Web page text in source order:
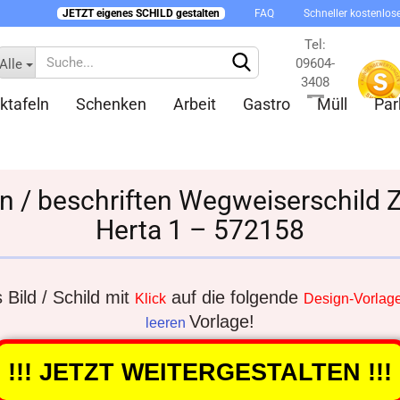
JETZT eigenes SCHILD gestalten FAQ Schneller
Alle
Tel:
09604-
3408
Schenken Arbeit Gastro Müll
/ beschriften Wegweiserschild
Herta 1 – 572158
/ Schild mit Klickauf die folgende Design-
leeren Vorlage!
!!! JETZT WEITERGESTALTEN !!!